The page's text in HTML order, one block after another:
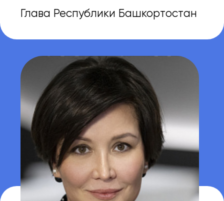
Рустам Муратов
Республики Башкортостан —
развития и инвестиционной
политики Республики
Башкортостан
Все приглашенные спикеры
ПРОГРАММА